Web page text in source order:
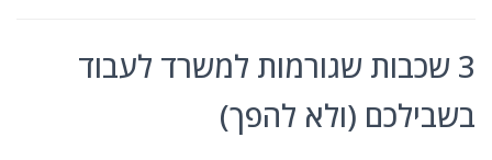
3 שכבות שגורמות למשרד לעבוד
בשבילכם (ולא להפך)